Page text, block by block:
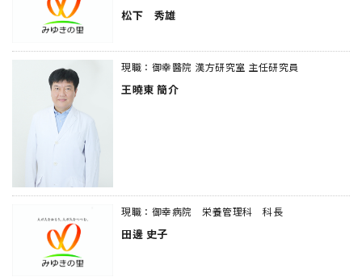
松下 秀雄
現職：御幸醫院 漢方研究室 主任研究員
王曉東 簡介
現職：御幸病院 栄養管理科 科長
田邊 史子